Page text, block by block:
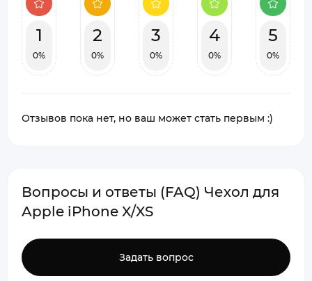
1
0%
2
0%
3
0%
4
0%
5
0%
Отзывов пока нет, но ваш может стать первым :)
Вопросы и ответы (FAQ) Чехол для
Apple iPhone X/XS
Задать вопрос